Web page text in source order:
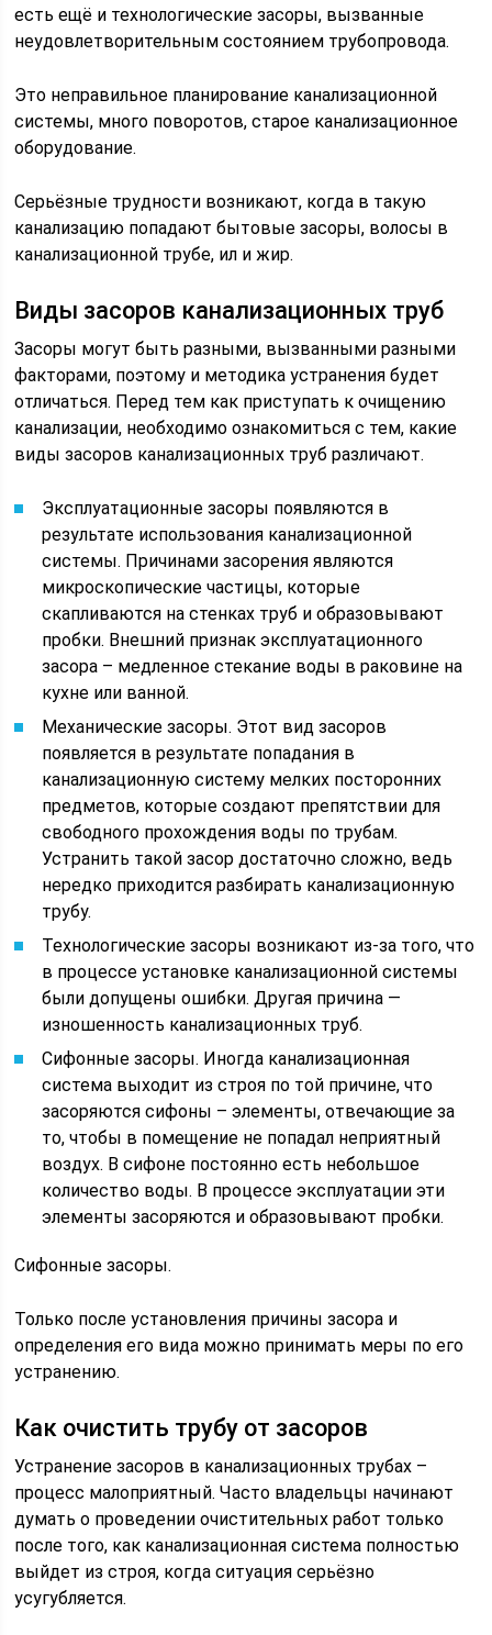
есть ещё и технологические засоры, вызванные
неудовлетворительным состоянием трубопровода.
Это неправильное планирование канализационной
системы, много поворотов, старое канализационное
оборудование.
Серьёзные трудности возникают, когда в такую
канализацию попадают бытовые засоры, волосы в
канализационной трубе, ил и жир.
Виды засоров канализационных труб
Засоры могут быть разными, вызванными разными
факторами, поэтому и методика устранения будет
отличаться. Перед тем как приступать к очищению
канализации, необходимо ознакомиться с тем, какие
виды засоров канализационных труб различают.
Эксплуатационные засоры появляются в
результате использования канализационной
системы. Причинами засорения являются
микроскопические частицы, которые
скапливаются на стенках труб и образовывают
пробки. Внешний признак эксплуатационного
засора – медленное стекание воды в раковине на
кухне или ванной.
Механические засоры. Этот вид засоров
появляется в результате попадания в
канализационную систему мелких посторонних
предметов, которые создают препятствии для
свободного прохождения воды по трубам.
Устранить такой засор достаточно сложно, ведь
нередко приходится разбирать канализационную
трубу.
Технологические засоры возникают из-за того, что
в процессе установке канализационной системы
были допущены ошибки. Другая причина —
изношенность канализационных труб.
Сифонные засоры. Иногда канализационная
система выходит из строя по той причине, что
засоряются сифоны – элементы, отвечающие за
то, чтобы в помещение не попадал неприятный
воздух. В сифоне постоянно есть небольшое
количество воды. В процессе эксплуатации эти
элементы засоряются и образовывают пробки.
Сифонные засоры.
Только после установления причины засора и
определения его вида можно принимать меры по его
устранению.
Как очистить трубу от засоров
Устранение засоров в канализационных трубах –
процесс малоприятный. Часто владельцы начинают
думать о проведении очистительных работ только
после того, как канализационная система полностью
выйдет из строя, когда ситуация серьёзно
усугубляется.